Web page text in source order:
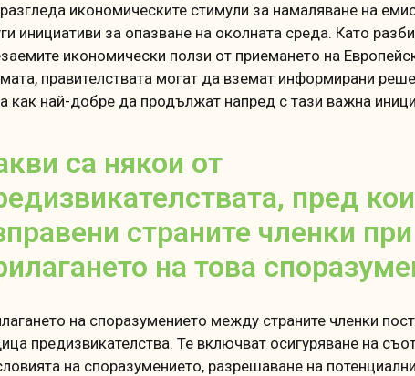
икономическите стимули за намаляване на
инициативи за опазване на околната среда. Като
икономически ползи от приемането на
правителствата могат да вземат информирани
как най-добре да продължат напред с тази важна
са някои от
пред
страните членки при
на това
на споразумението между страните членки
предизвикателства. Те включват осигуряване на
на споразумението, разрешаване на потенциални